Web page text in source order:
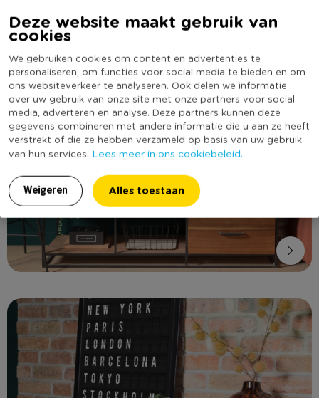
Deze website maakt gebruik van
cookies
We gebruiken cookies om content en advertenties te
personaliseren, om functies voor social media te bieden en om
ons websiteverkeer te analyseren. Ook delen we informatie
over uw gebruik van onze site met onze partners voor social
media, adverteren en analyse. Deze partners kunnen deze
gegevens combineren met andere informatie die u aan ze heeft
verstrekt of die ze hebben verzameld op basis van uw gebruik
van hun services. Lees meer in ons cookiebeleid.
Weigeren Alles toestaan
eyecatchers
meubelen en stoere woondecoratie. Wat dacht je van onze
Charlie kasten of hangstoel swing? Een perfecte combinatie
tussen natuurlijke en metalen materialen.